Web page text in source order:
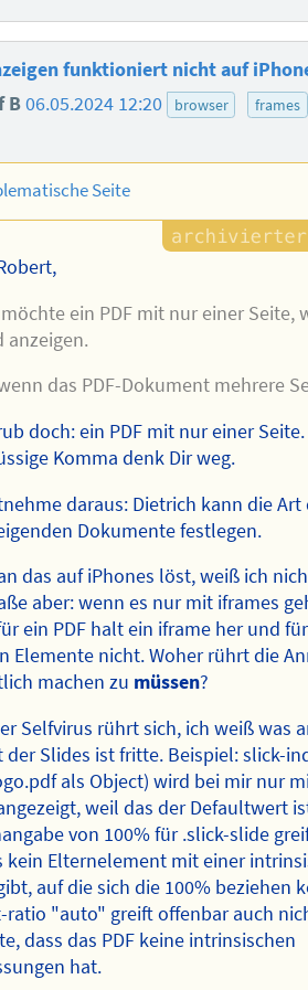
funktioniert nicht auf
B06.05.2024 12:20 browser frames
Seite
ein PDF mit nur einer Seite,
anzeigen.
das PDF-Dokument mehrere
doch: ein PDF mit nur einer Seite.
Komma denk Dir weg.
daraus: Dietrich kann die Art
Dokumente festlegen.
das auf iPhones löst, weiß ich
aber: wenn es nur mit iframes
ein PDF halt ein iframe her und
Elemente nicht. Woher rührt die
machen zu müssen?
Selfvirus rührt sich, ich weiß was
der Slides ist fritte. Beispiel: slick-
als Object) wird bei mir nur
weil das der Defaultwert
von 100% für .slick-slide
kein Elternelement mit einer
auf die sich die 100% beziehen
ratio "auto" greift offenbar auch
dass das PDF keine intrinsischen
hat.